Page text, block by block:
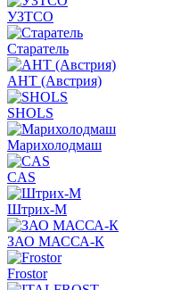
УЗТСО
Старатель
АНТ (Австрия)
SHOLS
Марихолодмаш
CAS
Штрих-М
ЗАО МАССА-К
Frostor